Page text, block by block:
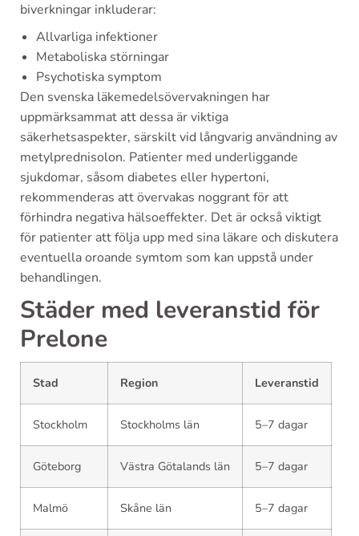
biverkningar inkluderar:
Allvarliga infektioner
Metaboliska störningar
Psychotiska symptom
Den svenska läkemedelsövervakningen har
uppmärksammat att dessa är viktiga
säkerhetsaspekter, särskilt vid långvarig användning av
metylprednisolon. Patienter med underliggande
sjukdomar, såsom diabetes eller hypertoni,
rekommenderas att övervakas noggrant för att
förhindra negativa hälsoeffekter. Det är också viktigt
för patienter att följa upp med sina läkare och diskutera
eventuella oroande symtom som kan uppstå under
behandlingen.
Städer med leveranstid för
Prelone
Stad Region Leveranstid
Stockholm Stockholms län 5–7 dagar
Göteborg Västra Götalands län 5–7 dagar
Malmö Skåne län 5–7 dagar